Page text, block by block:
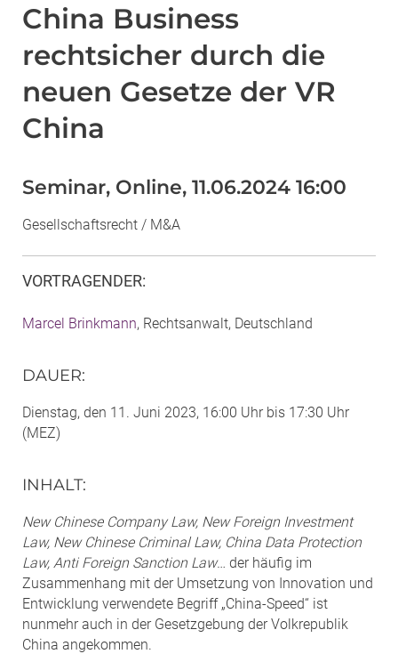
China Business
rechtsicher durch die
neuen Gesetze der VR
China
Seminar, Online, 11.06.2024 16:00
Gesellschaftsrecht / M&A
VORTRAGENDER:
Marcel Brinkmann, Rechtsanwalt, Deutschland
DAUER:
Dienstag, den 11. Juni 2023, 16:00 Uhr bis 17:30 Uhr
(MEZ)
INHALT:
New Chinese Company Law, New Foreign Investment
Law, New Chinese Criminal Law, China Data Protection
Law, Anti Foreign Sanction Law… der häufig im
Zusammenhang mit der Umsetzung von Innovation und
Entwicklung verwendete Begriff „China-Speed“ ist
nunmehr auch in der Gesetzgebung der Volkrepublik
China angekommen.